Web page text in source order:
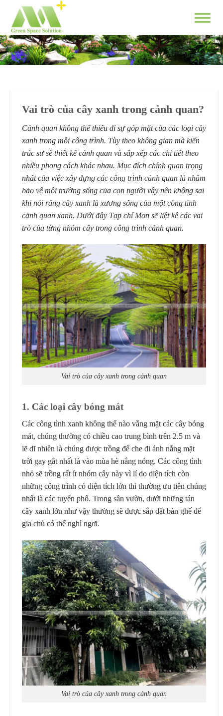
content
Vai trò của cây xanh trong cảnh quan?
Cảnh quan không thể thiếu đi sự góp mặt của các loại cây
xanh trong mỗi công trình. Tùy theo không gian mà kiến
trúc sư sẽ thiết kế cảnh quan và sắp xếp các chi tiết theo
nhiều phong cách khác nhau. Mục đích chính quan trọng
nhất của việc xây dựng các công trình cảnh quan là nhằm
bảo vệ môi trường sống của con người vậy nên không sai
khi nói rằng cây xanh là xương sống của một công tình
cảnh quan xanh. Dưới đây Tạp chí Mon sẽ liệt kê các vai
trò của từng nhóm cây trong công trình cảnh quan.
Vai trò của cây xanh trong cảnh quan
1. Các loại cây bóng mát
Các công tình xanh không thể nào vắng mặt các cây bóng
mát, chúng thường có chiều cao trung bình trên 2.5 m và
lẽ dĩ nhiên là chúng được trồng để che đi ánh nắng mặt
trời gay gắt nhất là vào mùa hè nắng nóng. Các công tình
nhỏ sẽ trồng rất ít nhóm cây này vì lí do diện tích còn
những công trình có diện tích lớn thì thường ưu tiên chúng
nhất là các tuyến phố. Trong sân vườn, dưới những tán
cây xanh lớn như vậy thường sẽ được sắp đặt bàn ghế để
gia chủ có thể nghỉ ngơi.
Vai trò của cây xanh trong cảnh quan